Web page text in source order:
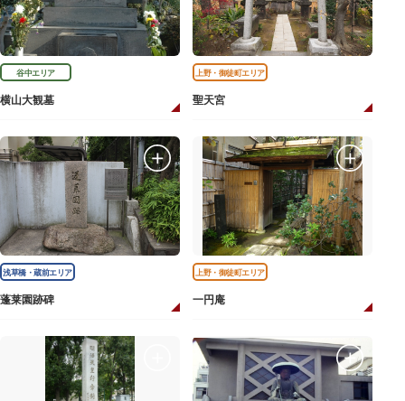
谷中エリア
横山大観墓
上野・御徒町エリア
聖天宮
浅草橋・蔵前エリア
蓬莱園跡碑
上野・御徒町エリア
一円庵